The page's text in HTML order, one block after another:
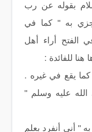
بقوله عن رب
به " كما في
الفتح أراء أهل
هنا للفائدة :
كما يقع في غيره .
الله عليه وسلم "
" أني أنفرد بعلم